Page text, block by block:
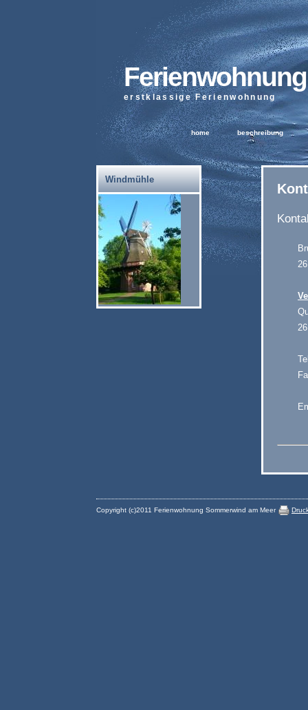
erstklassige Ferienwohnung
home beschreibung
Windmühle
Copyright (c)2011 Ferienwohnung Sommerwind am Meer